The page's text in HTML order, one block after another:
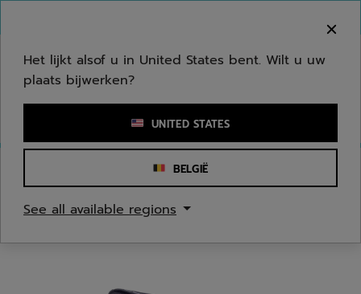
Een zoekwoord of een artikelnummer invoeren
Het lijkt alsof u in United States bent. Wilt u uw
plaats bijwerken?
UNITED STATES
BELGIË
See all available regions